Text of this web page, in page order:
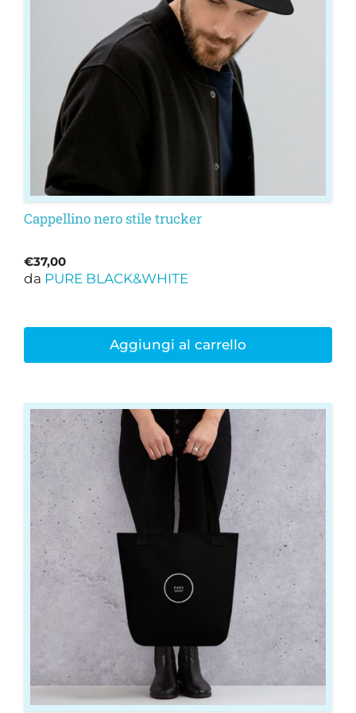
Cappellino nero stile trucker
€37,00
da PURE BLACK&WHITE
Aggiungi al carrello